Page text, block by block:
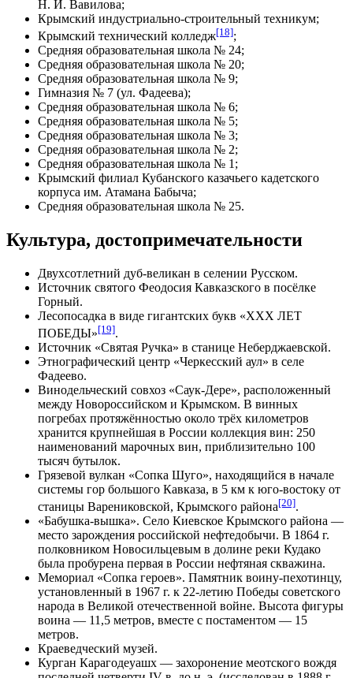
Н. И. Вавилова;
Крымский индустриально-строительный техникум;
Крымский технический колледж[18];
Средняя образовательная школа № 24;
Средняя образовательная школа № 20;
Средняя образовательная школа № 9;
Гимназия № 7 (ул. Фадеева);
Средняя образовательная школа № 6;
Средняя образовательная школа № 5;
Средняя образовательная школа № 3;
Средняя образовательная школа № 2;
Средняя образовательная школа № 1;
Крымский филиал Кубанского казачьего кадетского
корпуса им. Атамана Бабыча;
Средняя образовательная школа № 25.
Культура, достопримечательности
Двухсотлетний дуб-великан в селении Русском.
Источник святого Феодосия Кавказского в посёлке
Горный.
Лесопосадка в виде гигантских букв «XXX ЛЕТ
ПОБЕДЫ»[19].
Источник «Святая Ручка» в станице Неберджаевской.
Этнографический центр «Черкесский аул» в селе
Фадеево.
Винодельческий совхоз «Саук-Дере», расположенный
между Новороссийском и Крымском. В винных
погребах протяжённостью около трёх километров
хранится крупнейшая в России коллекция вин: 250
наименований марочных вин, приблизительно 100
тысяч бутылок.
Грязевой вулкан «Сопка Шуго», находящийся в начале
системы гор большого Кавказа, в 5 км к юго-востоку от
станицы Варениковской, Крымского района[20].
«Бабушка-вышка». Село Киевское Крымского района —
место зарождения российской нефтедобычи. В 1864 г.
полковником Новосильцевым в долине реки Кудако
была пробурена первая в России нефтяная скважина.
Мемориал «Сопка героев». Памятник воину-пехотинцу,
установленный в 1967 г. к 22-летию Победы советского
народа в Великой отечественной войне. Высота фигуры
воина — 11,5 метров, вместе с постаментом — 15
метров.
Краеведческий музей.
Курган Карагодеуашх — захоронение меотского вождя